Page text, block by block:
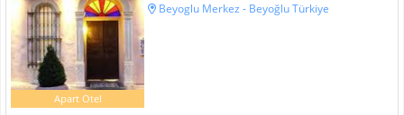
Apart Otel
Beyoglu Merkez - Beyoğlu Türkiye